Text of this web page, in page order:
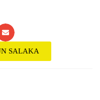
SALAKA